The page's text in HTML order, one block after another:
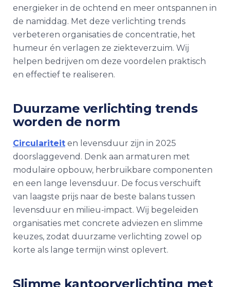
energieker in de ochtend en meer ontspannen in
de namiddag. Met deze verlichting trends
verbeteren organisaties de concentratie, het
humeur én verlagen ze ziekteverzuim. Wij
helpen bedrijven om deze voordelen praktisch
en effectief te realiseren.
Duurzame verlichting trends
worden de norm
Circulariteit en levensduur zijn in 2025
doorslaggevend. Denk aan armaturen met
modulaire opbouw, herbruikbare componenten
en een lange levensduur. De focus verschuift
van laagste prijs naar de beste balans tussen
levensduur en milieu-impact. Wij begeleiden
organisaties met concrete adviezen en slimme
keuzes, zodat duurzame verlichting zowel op
korte als lange termijn winst oplevert.
Slimme kantoorverlichting met